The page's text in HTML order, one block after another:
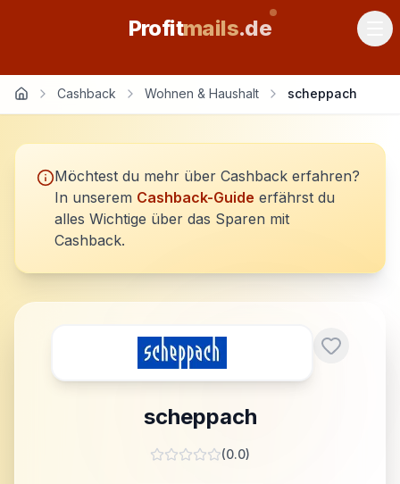
Profitmails.de
Cashback Wohnen & Haushalt scheppach
Möchtest du mehr über Cashback erfahren?
In unserem Cashback-Guide erfährst du
alles Wichtige über das Sparen mit
Cashback.
scheppach
(0.0)